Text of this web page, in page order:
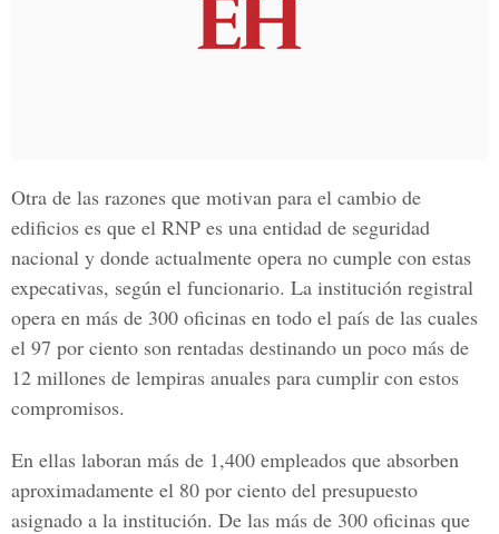
Otra de las razones que motivan para el cambio de
edificios es que el RNP es una entidad de seguridad
nacional y donde actualmente opera no cumple con estas
expecativas, según el funcionario. La institución registral
opera en más de 300 oficinas en todo el país de las cuales
el 97 por ciento son rentadas destinando un poco más de
12 millones de lempiras anuales para cumplir con estos
compromisos.
En ellas laboran más de 1,400 empleados que absorben
aproximadamente el 80 por ciento del presupuesto
asignado a la institución. De las más de 300 oficinas que